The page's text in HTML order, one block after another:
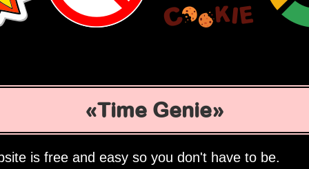
Time Genie
is free and easy so you don't have to be.